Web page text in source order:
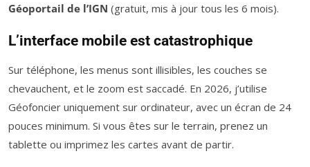
Géoportail de l’IGN (gratuit, mis à jour tous les 6 mois).
L’interface mobile est catastrophique
Sur téléphone, les menus sont illisibles, les couches se
chevauchent, et le zoom est saccadé. En 2026, j’utilise
Géofoncier uniquement sur ordinateur, avec un écran de 24
pouces minimum. Si vous êtes sur le terrain, prenez un
tablette ou imprimez les cartes avant de partir.